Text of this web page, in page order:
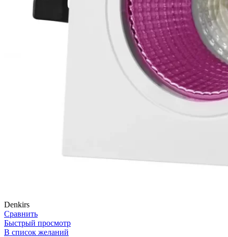
Denkirs
Сравнить
Быстрый просмотр
В список желаний